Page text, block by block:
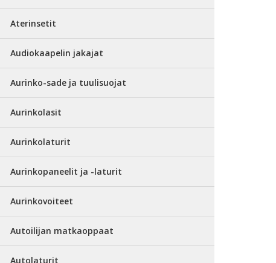
Aterinsetit
Audiokaapelin jakajat
Aurinko-sade ja tuulisuojat
Aurinkolasit
Aurinkolaturit
Aurinkopaneelit ja -laturit
Aurinkovoiteet
Autoilijan matkaoppaat
Autolaturit